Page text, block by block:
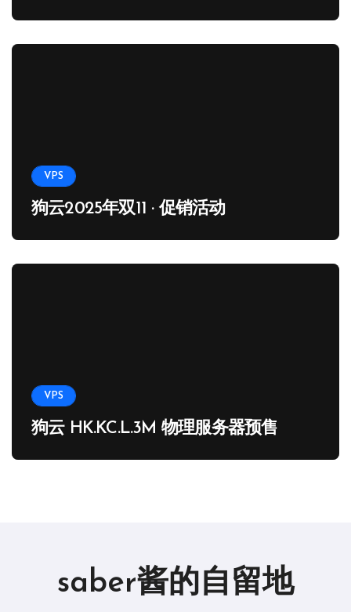
VPS
狗云2025年双11 · 促销活动
VPS
狗云 HK.KC.L.3M 物理服务器预售
saber酱的自留地